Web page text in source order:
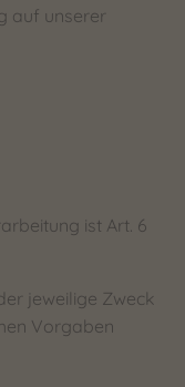
auf unserer
ist Art. 6
jeweilige Zweck
Vorgaben